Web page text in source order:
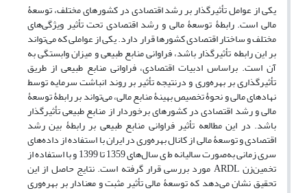
یکی از عوامل تأثیرگذار بر رشد اقتصادی در کشورهای مختلف، توسعۀ
مالی است. رابطۀ توسعۀ مالی و رشد اقتصادی تحت تأثیر ویژگی‌های
مختلف و ساختار اقتصادی کشورها قرار دارد. یکی از عواملی که می‌تواند
بر این رابطه تأثیرگذار باشد، فراوانی منابع طبیعی و میزان وابستگی به
آن است. براساس ادبیات اقتصادی، فراوانی منابع طبیعی از طریق
تأثیرگذاری بر بهره‌وری و درنتیجه تأثیر بر روند انباشت سرمایه توسط
نهادهای مالی و نحوۀ تخصیص بهینۀ منابع مالی، می‌تواند بر رابطۀ توسعۀ
مالی و رشد اقتصادی در کشورهای برخوردار از منابع طبیعی تأثیرگذار
باشد. در این مطالعه تأثیر فراوانی منابع طبیعی بر رابطۀ بین رشد
اقتصادی و توسعۀ مالی از کانال بهره‌وری در ایران با استفاده از داده‌های
سری زمانی به‌صورت سالیانه ط ی سال‌های 1359 تا 1399 و با استفاده از
تخمین‌زنARDLمورد بررسی قرار گرفته است. نتایج حاصل از این
تحقیق نشان می‌دهد که توسعۀ مالی تأثیر مثبت و معنادار بر بهره‌وری